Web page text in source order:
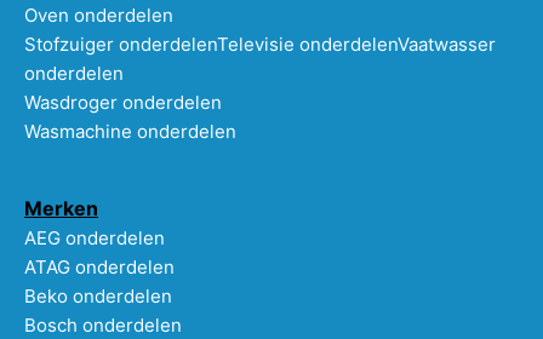
Oven onderdelen
Stofzuiger onderdelenTelevisie onderdelenVaatwasser
onderdelen
Wasdroger onderdelen
Wasmachine onderdelen
Merken
AEG onderdelen
ATAG onderdelen
Beko onderdelen
Bosch onderdelen